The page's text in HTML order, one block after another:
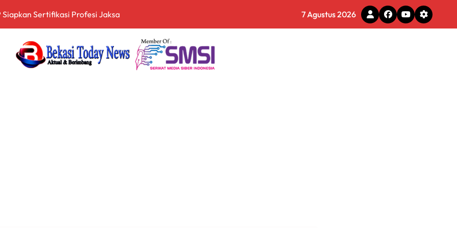
Lonjakan Harga Minyak dan Pasokan Ketat di China
Sinergi Pembangunan Daerah Lewat Audiensi dengan Pemkot Tomohon
7 Agustus 2026